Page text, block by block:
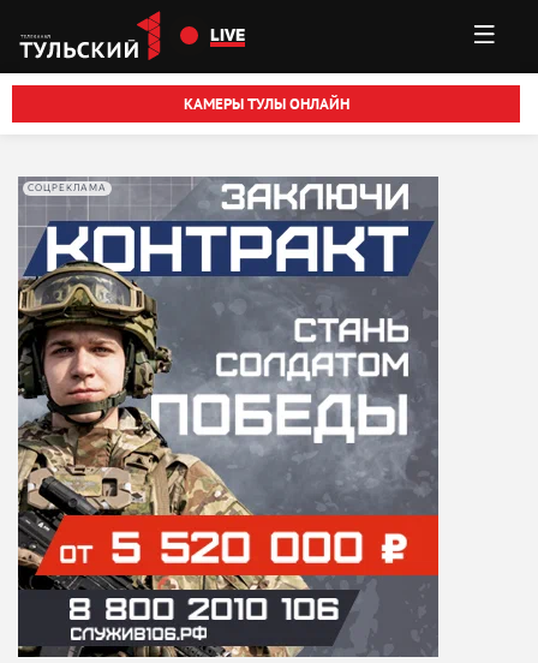
Перейти к основному содержанию
LIVE
КАМЕРЫ ТУЛЫ ОНЛАЙН
СОЦРЕКЛАМА